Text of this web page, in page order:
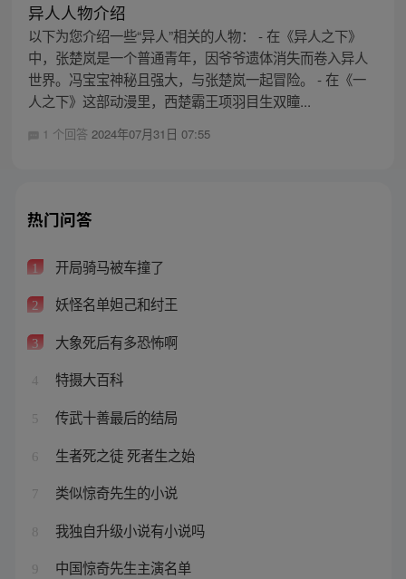
异人人物介绍
以下为您介绍一些“异人”相关的人物： - 在《异人之下》
中，张楚岚是一个普通青年，因爷爷遗体消失而卷入异人
世界。冯宝宝神秘且强大，与张楚岚一起冒险。 - 在《一
人之下》这部动漫里，西楚霸王项羽目生双瞳...
1 个回答 2024年07月31日 07:55
热门问答
1 开局骑马被车撞了
2 妖怪名单妲己和纣王
3 大象死后有多恐怖啊
4 特摄大百科
5 传武十善最后的结局
6 生者死之徒 死者生之始
7 类似惊奇先生的小说
8 我独自升级小说有小说吗
9 中国惊奇先生主演名单